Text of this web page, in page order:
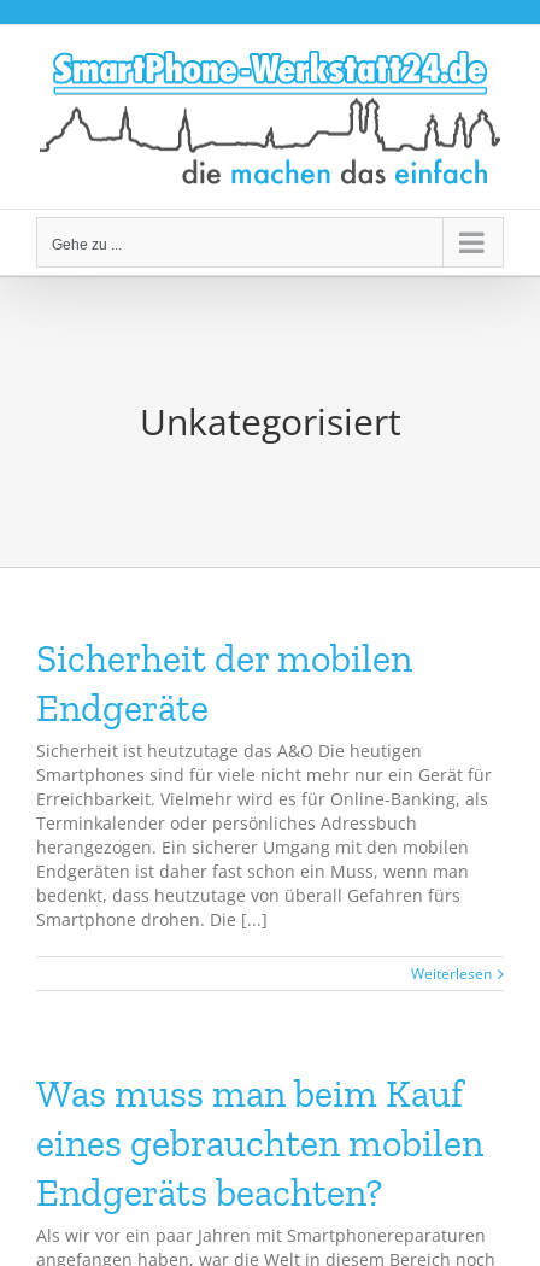
springen
Gehe zu ...
Unkategorisiert
Sicherheit der mobilen
Endgeräte
Sicherheit ist heutzutage das A&O Die heutigen
Smartphones sind für viele nicht mehr nur ein Gerät für
Erreichbarkeit. Vielmehr wird es für Online-Banking, als
Terminkalender oder persönliches Adressbuch
herangezogen. Ein sicherer Umgang mit den mobilen
Endgeräten ist daher fast schon ein Muss, wenn man
bedenkt, dass heutzutage von überall Gefahren fürs
Smartphone drohen. Die [...]
Weiterlesen
Was muss man beim Kauf
eines gebrauchten mobilen
Endgeräts beachten?
Als wir vor ein paar Jahren mit Smartphonereparaturen
angefangen haben, war die Welt in diesem Bereich noch